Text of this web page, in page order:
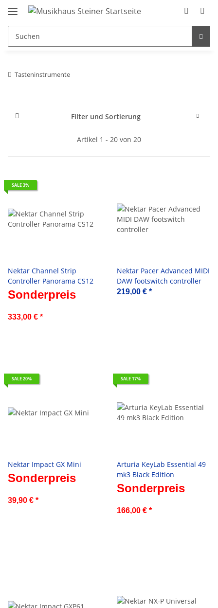
Tasteninstrumente
Filter und Sortierung
Artikel 1 - 20 von 20
SALE 3%
Nektar Channel Strip
Controller Panorama CS12
Sonderpreis
333,00 € *
Nektar Pacer Advanced MIDI
DAW footswitch controller
219,00 € *
SALE 20%
Nektar Impact GX Mini
Sonderpreis
39,90 € *
SALE 17%
Arturia KeyLab Essential 49
mk3 Black Edition
Sonderpreis
166,00 € *